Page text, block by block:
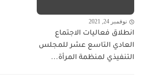
نوفمبر 24, 2021
انطلاق فعاليات الاجتماع
العادي التاسع عشر للمجلس
التنفيذي لمنظمة المرأة...